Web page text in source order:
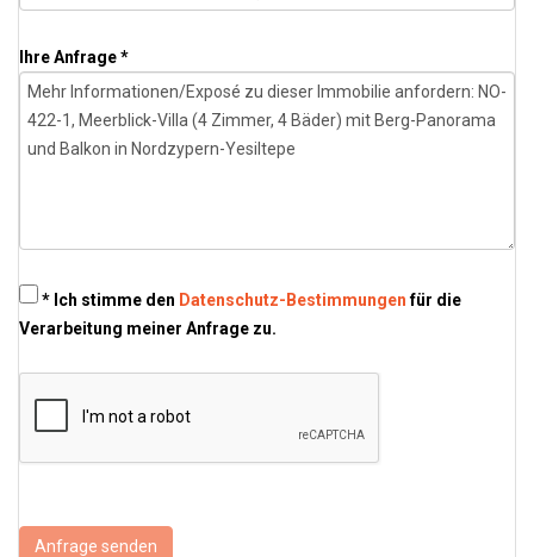
Ihre Anfrage *
* Ich stimme den Datenschutz-Bestimmungenfür die
Verarbeitung meiner Anfrage zu.
Anfrage senden